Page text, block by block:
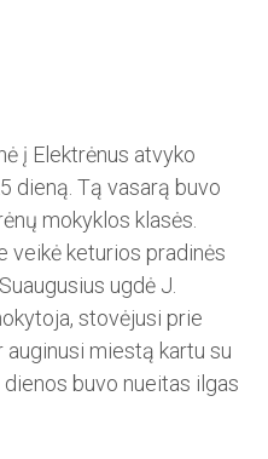
­į Elektrėnus atvyko
dieną. Tą vasarą bu­vo
mokyklos klasės.
veikė keturios pradi­nės
ugdė J.
stovėjusi prie
miestą kartu su
buvo ­nueitas ilgas